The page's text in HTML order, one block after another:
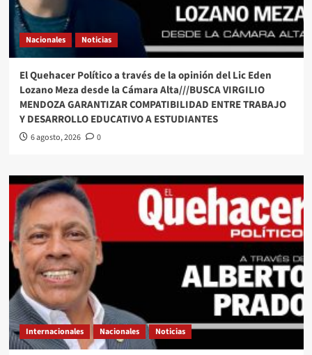
Nacionales Noticias
El Quehacer Político a través de la opinión del Lic Eden
Lozano Meza desde la Cámara Alta///BUSCA VIRGILIO
MENDOZA GARANTIZAR COMPATIBILIDAD ENTRE TRABAJO
Y DESARROLLO EDUCATIVO A ESTUDIANTES
6 agosto, 2026 0
Internacionales Nacionales Noticias